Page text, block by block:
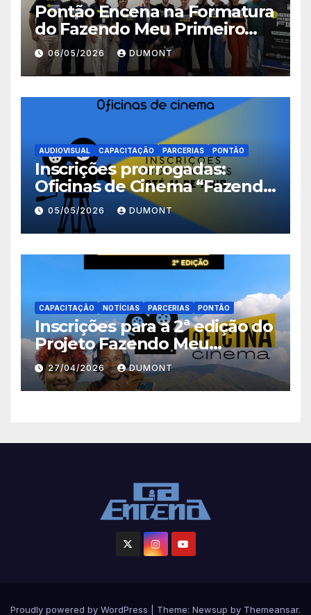
Pontão Encena na Formatura
do Fazendo Meu Primeiro
Filme no Degase Belford
Roxo e reforça as inscrições
abertas em Nova Iguaçu
06/05/2026 DUMONT
AUDIOVISUAL CAPACITAÇÃO PARCERIAS PONTÃO
Inscrições prorrogadas:
Oficinas de Cinema “Fazendo
Meu Primeiro Filme” em
Nova Iguaçu seguem abertas
até 11 de maio
05/05/2026 DUMONT
CAPACITAÇÃO NOTÍCIAS PARCERIAS PONTÃO
Inscrições para a 2ª edição do
Projeto Fazendo Meu
Primeiro Filme em Nova
Iguaçu
27/04/2026 DUMONT
Proudly powered by WordPress Theme: Newsup by Themeansar.